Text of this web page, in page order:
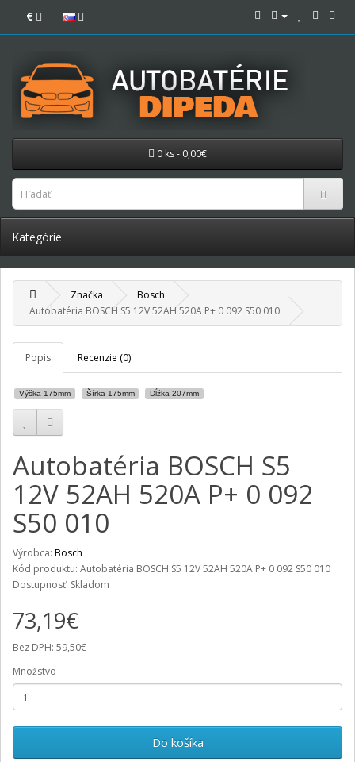
€
0 ks - 0,00€
Kategórie
Značka
Bosch
Autobatéria BOSCH S5 12V 52AH 520A P+ 0 092 S50 010
Popis Recenzie (0)
Výška 175mm Šírka 175mm Dĺžka 207mm
Autobatéria BOSCH S5
12V 52AH 520A P+ 0 092
S50 010
Výrobca: Bosch
Kód produktu: Autobatéria BOSCH S5 12V 52AH 520A P+ 0 092 S50 010
Dostupnosť: Skladom
73,19€
Bez DPH: 59,50€
Množstvo
Do košíka